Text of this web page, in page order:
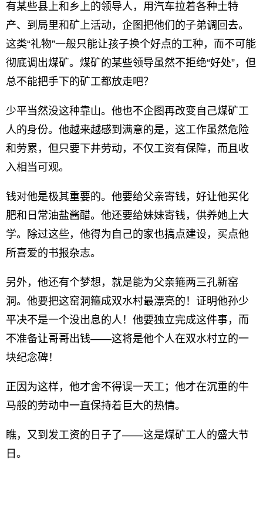
有某些县上和乡上的领导人，用汽车拉着各种土特
产、到局里和矿上活动，企图把他们的子弟调回去。
这类“礼物”一般只能让孩子换个好点的工种，而不可能
彻底调出煤矿。煤矿的某些领导虽然不拒绝“好处”，但
总不能把手下的矿工都放走吧？
少平当然没这种靠山。他也不企图再改变自己煤矿工
人的身份。他越来越感到满意的是，这工作虽然危险
和劳累，但只要下井劳动，不仅工资有保障，而且收
入相当可观。
钱对他是极其重要的。他要给父亲寄钱，好让他买化
肥和日常油盐酱醋。他还要给妹妹寄钱，供养她上大
学。除过这些，他得为自己的家也搞点建设，买点他
所喜爱的书报杂志。
另外，他还有个梦想，就是能为父亲箍两三孔新窑
洞。他要把这窑洞箍成双水村最漂亮的！证明他孙少
平决不是一个没出息的人！他要独立完成这件事，而
不准备让哥哥出钱——这将是他个人在双水村立的一
块纪念碑！
正因为这样，他才舍不得误一天工；他才在沉重的牛
马般的劳动中一直保持着巨大的热情。
瞧，又到发工资的日子了——这是煤矿工人的盛大节
日。